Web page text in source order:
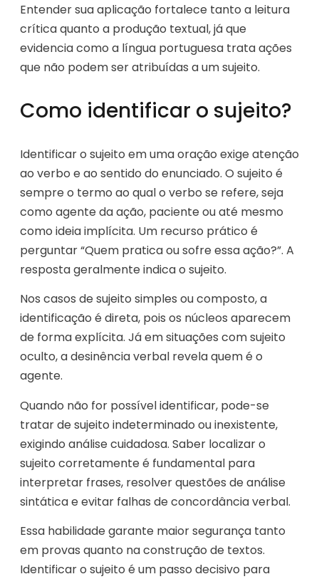
Entender sua aplicação fortalece tanto a leitura
crítica quanto a produção textual, já que
evidencia como a língua portuguesa trata ações
que não podem ser atribuídas a um sujeito.
Como identificar o sujeito?
Identificar o sujeito em uma oração exige atenção
ao verbo e ao sentido do enunciado. O sujeito é
sempre o termo ao qual o verbo se refere, seja
como agente da ação, paciente ou até mesmo
como ideia implícita. Um recurso prático é
perguntar “Quem pratica ou sofre essa ação?”. A
resposta geralmente indica o sujeito.
Nos casos de sujeito simples ou composto, a
identificação é direta, pois os núcleos aparecem
de forma explícita. Já em situações com sujeito
oculto, a desinência verbal revela quem é o
agente.
Quando não for possível identificar, pode-se
tratar de sujeito indeterminado ou inexistente,
exigindo análise cuidadosa. Saber localizar o
sujeito corretamente é fundamental para
interpretar frases, resolver questões de análise
sintática e evitar falhas de concordância verbal.
Essa habilidade garante maior segurança tanto
em provas quanto na construção de textos.
Identificar o sujeito é um passo decisivo para